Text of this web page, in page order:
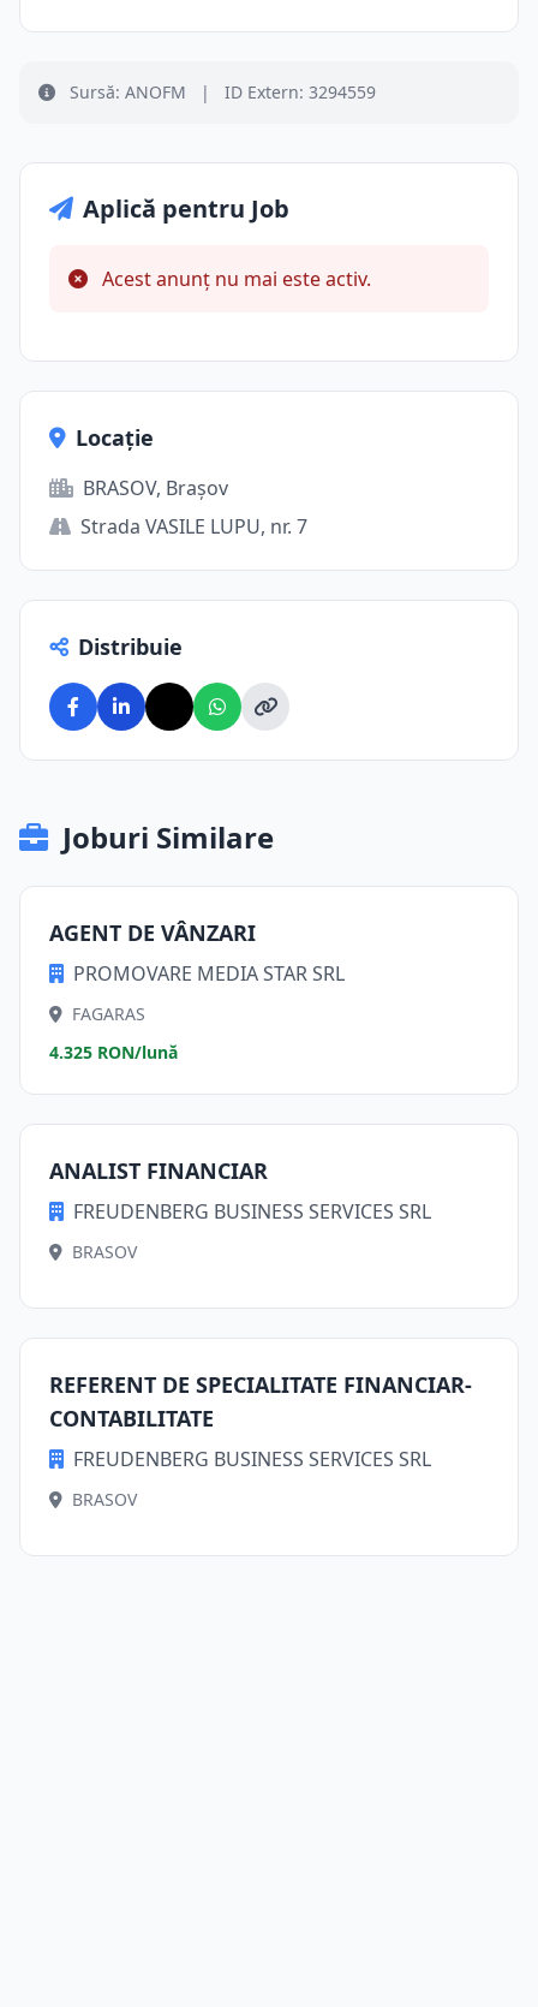
Sursă: ANOFM | ID Extern: 3294559
Aplică pentru Job
Acest anunț nu mai este activ.
Locație
BRASOV, Brașov
Strada VASILE LUPU, nr. 7
Distribuie
Joburi Similare
AGENT DE VÂNZARI
PROMOVARE MEDIA STAR SRL
FAGARAS
4.325 RON/lună
ANALIST FINANCIAR
FREUDENBERG BUSINESS SERVICES SRL
BRASOV
REFERENT DE SPECIALITATE FINANCIAR-
CONTABILITATE
FREUDENBERG BUSINESS SERVICES SRL
BRASOV